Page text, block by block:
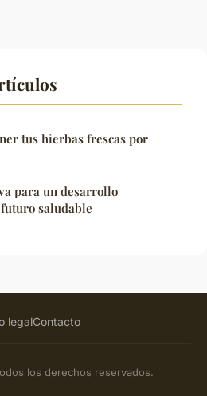
tus hierbas frescas por
para un desarrollo
saludable
legalContacto
los derechos reservados.